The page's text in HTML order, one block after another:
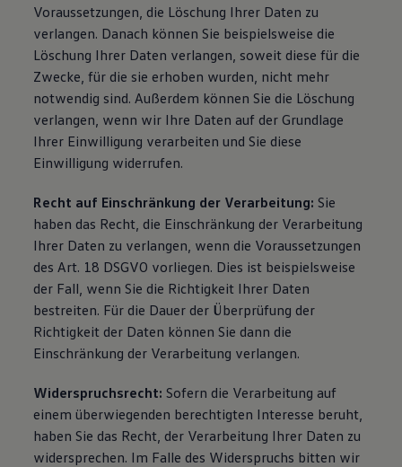
Voraussetzungen, die Löschung Ihrer Daten zu
verlangen. Danach können Sie beispielsweise die
Löschung Ihrer Daten verlangen, soweit diese für die
Zwecke, für die sie erhoben wurden, nicht mehr
notwendig sind. Außerdem können Sie die Löschung
verlangen, wenn wir Ihre Daten auf der Grundlage
Ihrer Einwilligung verarbeiten und Sie diese
Einwilligung widerrufen.
Recht auf Einschränkung der Verarbeitung: Sie
haben das Recht, die Einschränkung der Verarbeitung
Ihrer Daten zu verlangen, wenn die Voraussetzungen
des Art. 18 DSGVO vorliegen. Dies ist beispielsweise
der Fall, wenn Sie die Richtigkeit Ihrer Daten
bestreiten. Für die Dauer der Überprüfung der
Richtigkeit der Daten können Sie dann die
Einschränkung der Verarbeitung verlangen.
Widerspruchsrecht: Sofern die Verarbeitung auf
einem überwiegenden berechtigten Interesse beruht,
haben Sie das Recht, der Verarbeitung Ihrer Daten zu
widersprechen. Im Falle des Widerspruchs bitten wir